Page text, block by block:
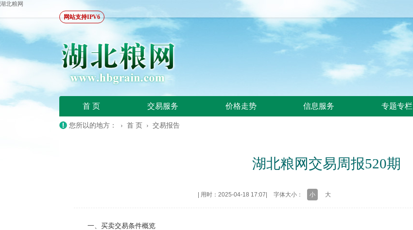
湖北粮网
网站支持IPV6
首 页 交易服务 价格走势 信息服务 专题专栏
您所以的地方： › 首 页 › 交易报告
湖北粮网交易周报520期
用时：2025-04-18 17:07 字体大小： 小 大
一、买卖交易条件概览